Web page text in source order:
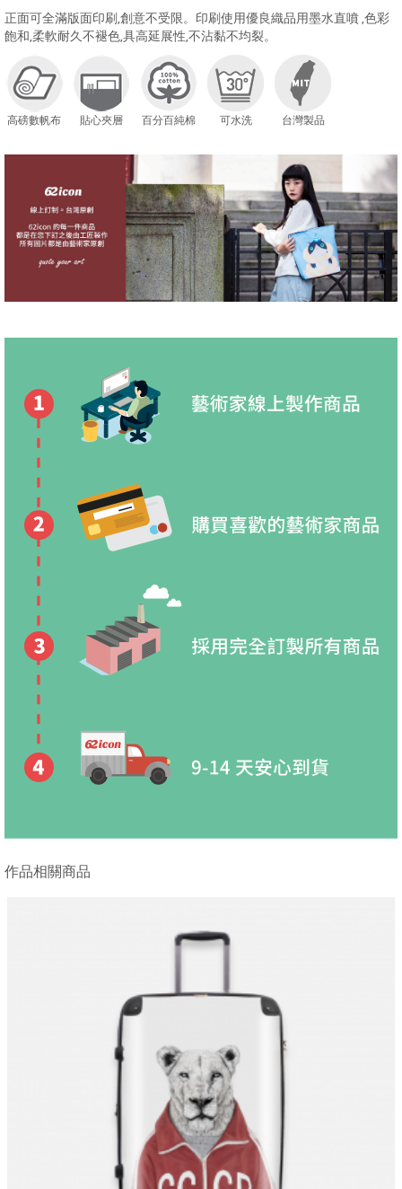
正面可全滿版面印刷,創意不受限。印刷使用優良織品用墨水直噴 ,色彩
飽和,柔軟耐久不褪色,具高延展性,不沾黏不均裂。
高磅數帆布 貼心夾層 百分百純棉 可水洗 台灣製品
作品相關商品